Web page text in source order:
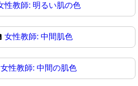
性教師: 明るい肌の色
女性教師: 中間肌色
女性教師: 中間の肌色